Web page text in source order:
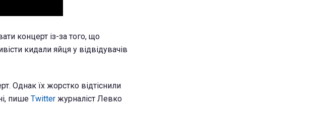
концерт із-за того, що
кидали яйця у відвідувачів
Однак їх жорстко відтіснили
пише Twitter журналіст Левко